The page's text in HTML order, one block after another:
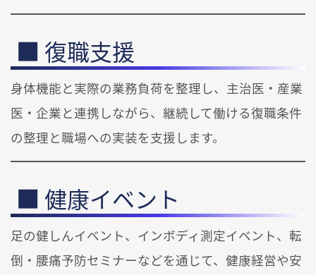
復職支援
身体機能と実際の業務負荷を整理し、主治医・産業
医・企業と連携しながら、継続して働ける復職条件
の整理と職場への実装を支援します。
健康イベント
足の健しんイベント、インボディ測定イベント、転
倒・腰痛予防セミナーなどを通じて、健康経営や安